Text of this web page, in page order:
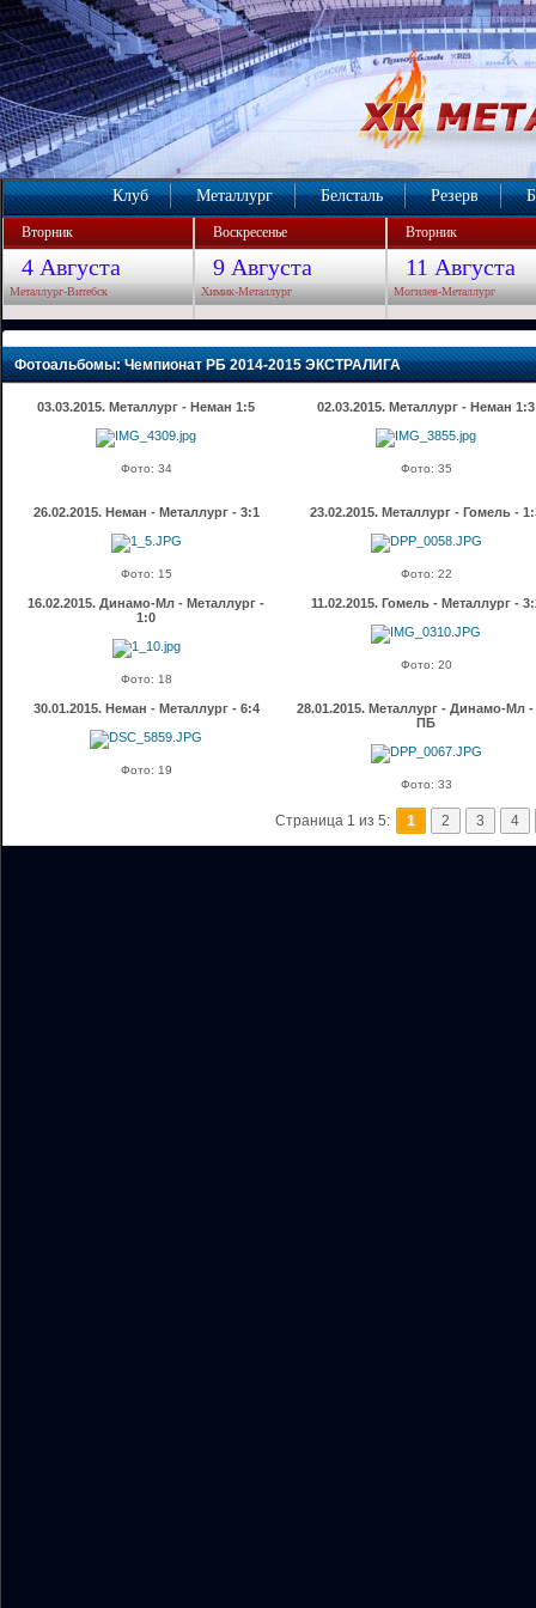
Клуб Металлург Белсталь Резерв
Вторник Воскресенье Вторник
4 Августа 9 Августа 11 Августа
Металлург-Витебск Химик-Металлург Могилев-Металлург
Фотоальбомы: Чемпионат РБ 2014-2015 ЭКСТРАЛИГА
03.03.2015. Металлург - Неман 1:5
Фото: 34
02.03.2015. Металлург - Неман 1:3
Фото: 35
26.02.2015. Неман - Металлург - 3:1
Фото: 15
23.02.2015. Металлург - Гомель -
Фото: 22
16.02.2015. Динамо-Мл - Металлург -
1:0
Фото: 18
11.02.2015. Гомель - Металлург -
Фото: 20
30.01.2015. Неман - Металлург - 6:4
Фото: 19
28.01.2015. Металлург - Динамо-Мл -
ПБ
Фото: 33
Страница 1 из 5: 1 2 3 4